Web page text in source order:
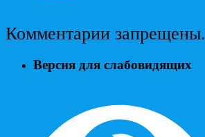
Комментарии запрещены.
Версия для слабовидящих